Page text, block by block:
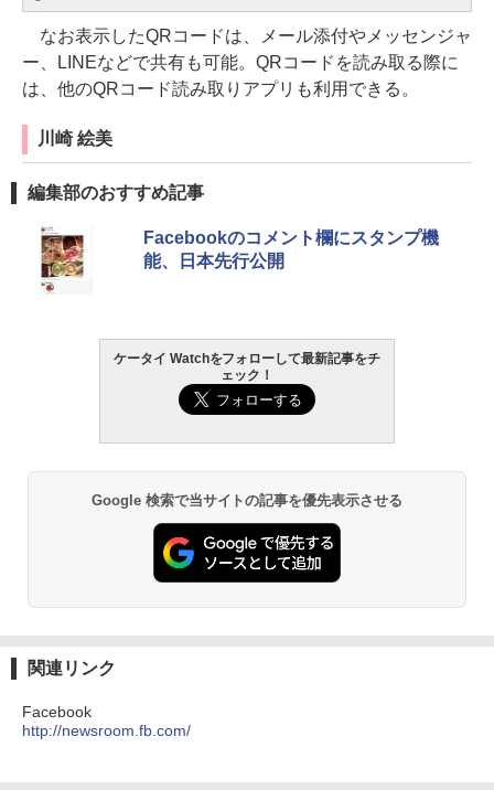
なお表示したQRコードは、メール添付やメッセンジャ
ー、LINEなどで共有も可能。QRコードを読み取る際に
は、他のQRコード読み取りアプリも利用できる。
川崎 絵美
編集部のおすすめ記事
Facebookのコメント欄にスタンプ機
能、日本先行公開
ケータイ Watchをフォローして最新記事をチ
ェック！
Google 検索で当サイトの記事を優先表示させる
関連リンク
Facebook
http://newsroom.fb.com/